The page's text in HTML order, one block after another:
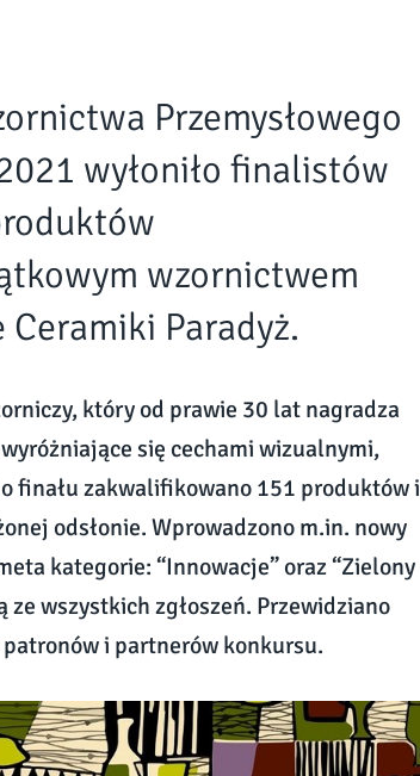
Przemysłowego
wyłoniło finalistów
wzornictwem
Paradyż.
który od prawie 30 lat nagradza
się cechami wizualnymi,
finału zakwalifikowano 151 produktów i
odsłonie. Wprowadzono m.in. nowy
kategorie: “Innowacje” oraz “Zielony
wszystkich zgłoszeń. Przewidziano
i partnerów konkursu.